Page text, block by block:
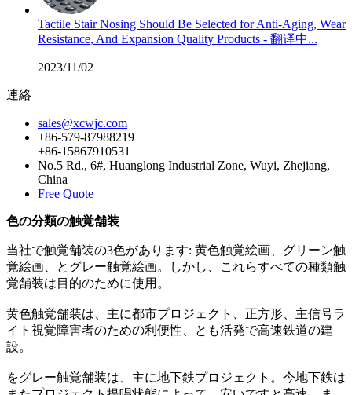
Tactile Stair Nosing Should Be Selected for Anti-Aging, Wear
Resistance, And Expansion Quality Products - 翻译中...
2023/11/02
連絡
sales@xcwjc.com
+86-579-87988219
+86-15867910531
No.5 Rd., 6#, Huanglong Industrial Zone, Wuyi, Zhejiang,
China
Free Quote
色の分類の触覚舗装
当社で触覚舗装の3色があります: 黄色触覚絵画、グリーン触
覚絵画、とグレー触覚絵画。しかし、これらすべての種類触
覚舗装は目的のために使用。
黄色触覚舗装は、主に都市プロジェクト、正方形、主信号ラ
イト視覚障害者のための利便性、とも活発で高速鉄道の建
設。
をグレー触覚舗装は、主に地下鉄プロジェクト。今地下鉄は